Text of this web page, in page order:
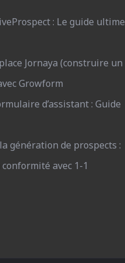
: Le guide ultime
Jornaya (construire un
Growform
d’assistant : Guide
génération de prospects :
avec 1-1